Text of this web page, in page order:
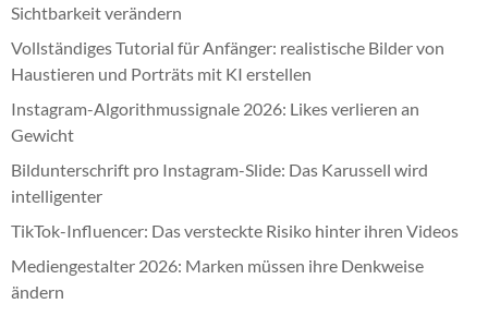
Sichtbarkeit verändern
Vollständiges Tutorial für Anfänger: realistische Bilder von
Haustieren und Porträts mit KI erstellen
Instagram-Algorithmussignale 2026: Likes verlieren an
Gewicht
Bildunterschrift pro Instagram-Slide: Das Karussell wird
intelligenter
TikTok-Influencer: Das versteckte Risiko hinter ihren Videos
Mediengestalter 2026: Marken müssen ihre Denkweise
ändern